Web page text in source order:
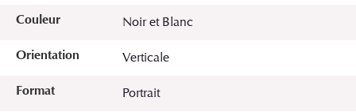
Couleur Noir et Blanc
Orientation Verticale
Format Portrait